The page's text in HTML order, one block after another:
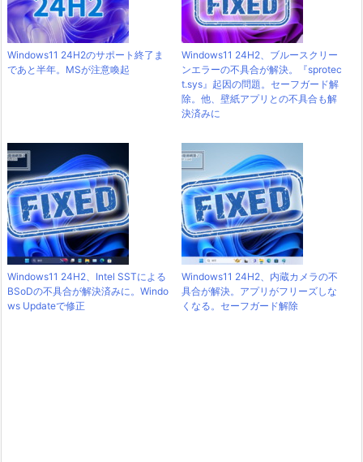
Windows11 24H2のサポート終了ま
であと半年。MSが注意喚起
Windows11 24H2、ブルースクリー
ンエラーの不具合が解決。『sprotec
t.sys』起因の問題。セーフガード解
除。他、壁紙アプリとの不具合も解
決済みに
Windows11 24H2、Intel SSTによる
BSoDの不具合が解決済みに。Windo
ws Updateで修正
Windows11 24H2、内蔵カメラの不
具合が解決。アプリがフリーズしな
くなる。セーフガード解除